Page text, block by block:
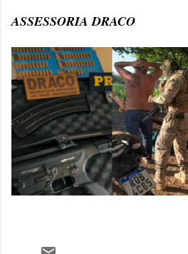
ASSESSORIA DRACO